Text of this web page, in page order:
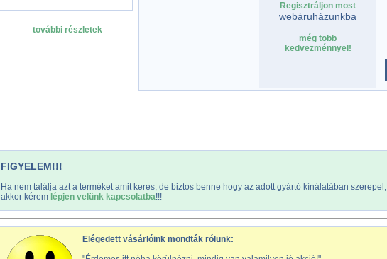
további részletek
Regisztráljon most
webáruházunkba
még több
kedvezménnyel!
FIGYELEM!!!
Ha nem találja azt a terméket amit keres, de biztos benne hogy az adott gyártó kínálatában szerepel,
akkor kérem lépjen velünk kapcsolatba!!!
Elégedett vásárlóink mondták rólunk: